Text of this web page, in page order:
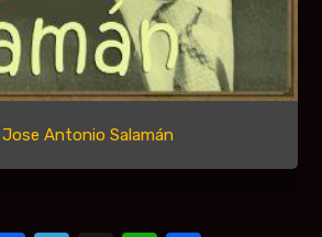
Antonio Salamán